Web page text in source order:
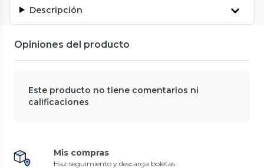
Descripción
Opiniones del producto
Este producto no tiene comentarios ni
calificaciones
Mis compras
Haz seguimiento y descarga boletas